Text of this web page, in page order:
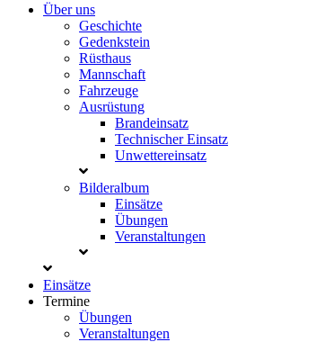
Über uns
Geschichte
Gedenkstein
Rüsthaus
Mannschaft
Fahrzeuge
Ausrüstung
Brandeinsatz
Technischer Einsatz
Unwettereinsatz
Bilderalbum
Einsätze
Übungen
Veranstaltungen
Einsätze
Termine
Übungen
Veranstaltungen